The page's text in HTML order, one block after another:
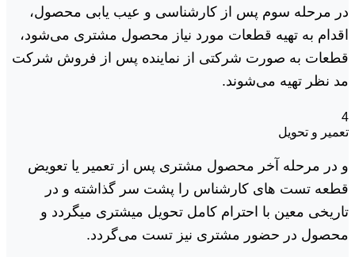
در مرحله سوم پس از کارشناسی و عیب یابی محصول،
اقدام به تهیه قطعات مورد نیاز محصول مشتری می‌شود،
قطعات به صورت شرکتی از نماینده پس از فروش شرکت
مد نظر تهیه می‌شوند.
4
تعمیر و تحویل
و در مرحله آخر محصول مشتری پس از تعمیر یا تعویض
قطعه تست های کارشناس را پشت سر گذاشته و در
تاریخی معین با احترام کامل تحویل میشتری میگردد و
محصول در حضور مشتری نیز تست می‌گردد.